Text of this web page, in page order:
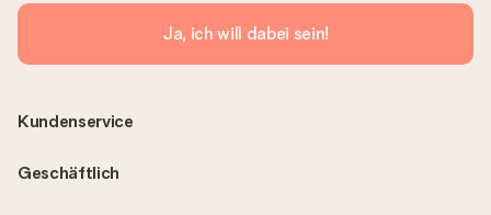
Ja, ich will dabei sein!
Kundenservice
Geschäftlich